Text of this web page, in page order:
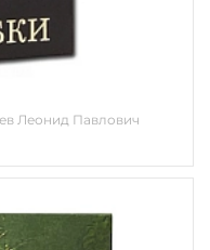
Леонид Павлович